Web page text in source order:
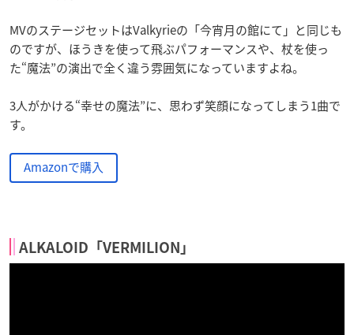
MVのステージセットはValkyrieの「今宵月の館にて」と同じも
のですが、ほうきを使って飛ぶパフォーマンスや、杖を使っ
た“魔法”の演出で全く違う雰囲気になっていますよね。
3人がかける“幸せの魔法”に、思わず笑顔になってしまう1曲で
す。
Amazonで購入
ALKALOID「VERMILION」